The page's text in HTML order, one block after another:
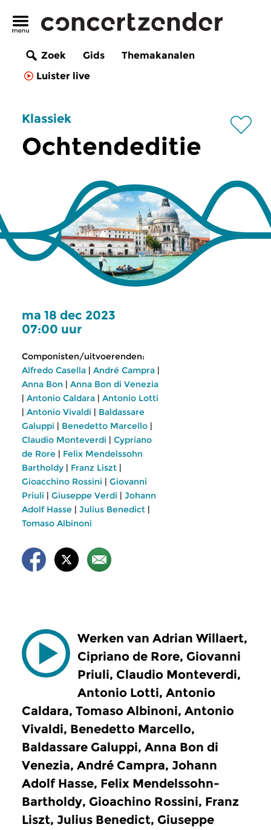
Zoek Gids
Themakanalen
Luister live
Klassiek
Ochtendeditie
ma 18 dec 2023
07:00 uur
Componisten/uitvoerenden:
Alfredo Casella | André Campra |
Anna Bon | Anna Bon di Venezia
| Antonio Caldara | Antonio Lotti
| Antonio Vivaldi | Baldassare
Galuppi | Benedetto Marcello |
Claudio Monteverdi | Cypriano
de Rore | Felix Mendelssohn
Bartholdy | Franz Liszt |
Gioacchino Rossini | Giovanni
Priuli | Giuseppe Verdi | Johann
Adolf Hasse | Julius Benedict |
Tomaso Albinoni
Werken van Adrian Willaert,
Cipriano de Rore, Giovanni
Priuli, Claudio Monteverdi,
Antonio Lotti, Antonio
Caldara, Tomaso Albinoni, Antonio
Vivaldi, Benedetto Marcello,
Baldassare Galuppi, Anna Bon di
Venezia, André Campra, Johann
Adolf Hasse, Felix Mendelssohn-
Bartholdy, Gioachino Rossini, Franz
Liszt, Julius Benedict, Giuseppe